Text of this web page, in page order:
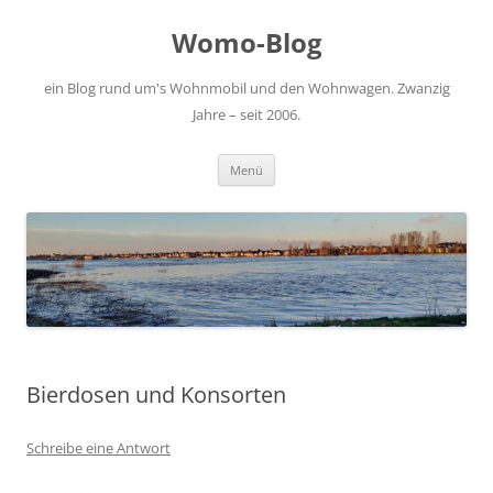
Womo-Blog
ein Blog rund um's Wohnmobil und den Wohnwagen. Zwanzig
Jahre – seit 2006.
Menü
Bierdosen und Konsorten
Schreibe eine Antwort